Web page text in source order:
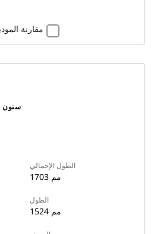
مقارنة
سنون
الطول الإجمالي
1703 مم
الطول
1524 مم